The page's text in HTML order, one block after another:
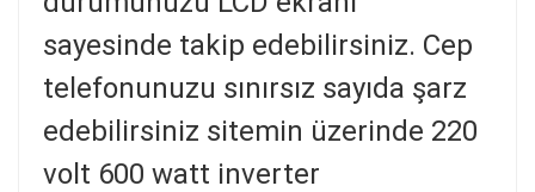
sayesinde takip edebilirsiniz. Cep
telefonunuzu sınırsız sayıda şarz
edebilirsiniz sitemin üzerinde 220
volt 600 watt inverter